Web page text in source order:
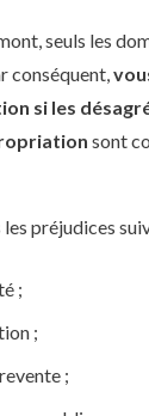
seuls les
conséquent,
si les
sont
préjudices
;
;
;